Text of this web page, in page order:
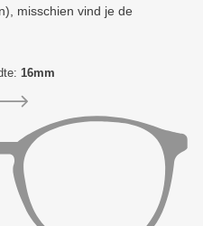
misschien vind je de
16mm